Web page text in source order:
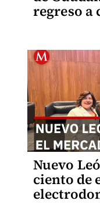
regreso a
Nuevo
ciento de